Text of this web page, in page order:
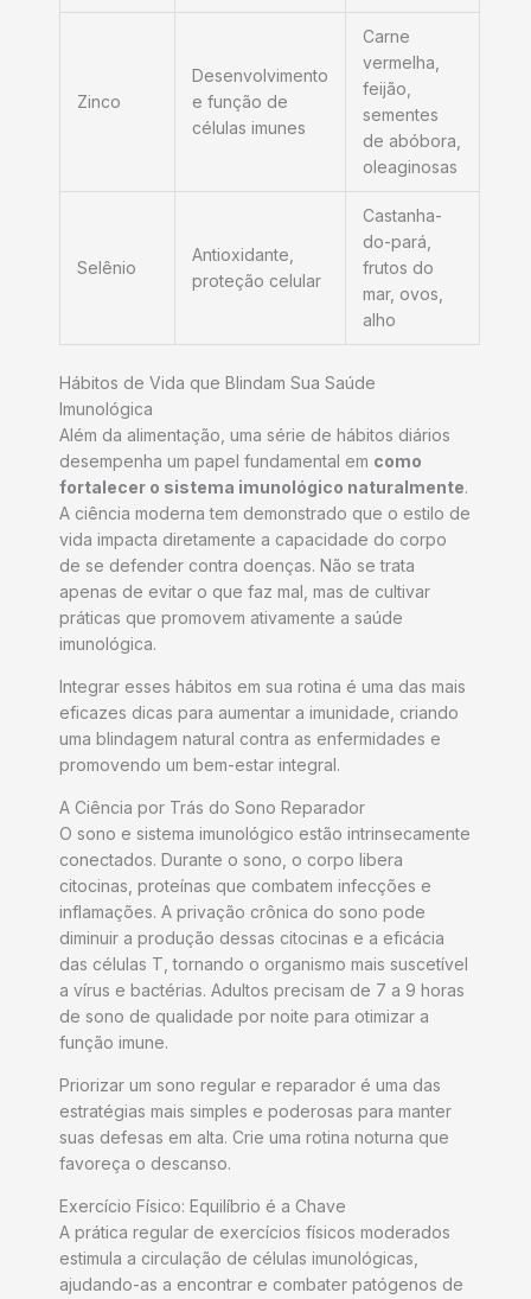
Zinco
Desenvolvimento
e função de
células imunes
Carne
vermelha,
feijão,
sementes
de abóbora,
oleaginosas
Selênio
Antioxidante,
proteção celular
Castanha-
do-pará,
frutos do
mar, ovos,
alho
Hábitos de Vida que Blindam Sua Saúde
Imunológica
Além da alimentação, uma série de hábitos diários
desempenha um papel fundamental em como
fortalecer o sistema imunológico naturalmente.
A ciência moderna tem demonstrado que o estilo de
vida impacta diretamente a capacidade do corpo
de se defender contra doenças. Não se trata
apenas de evitar o que faz mal, mas de cultivar
práticas que promovem ativamente a saúde
imunológica.
Integrar esses hábitos em sua rotina é uma das mais
eficazes dicas para aumentar a imunidade, criando
uma blindagem natural contra as enfermidades e
promovendo um bem-estar integral.
A Ciência por Trás do Sono Reparador
O sono e sistema imunológico estão intrinsecamente
conectados. Durante o sono, o corpo libera
citocinas, proteínas que combatem infecções e
inflamações. A privação crônica do sono pode
diminuir a produção dessas citocinas e a eficácia
das células T, tornando o organismo mais suscetível
a vírus e bactérias. Adultos precisam de 7 a 9 horas
de sono de qualidade por noite para otimizar a
função imune.
Priorizar um sono regular e reparador é uma das
estratégias mais simples e poderosas para manter
suas defesas em alta. Crie uma rotina noturna que
favoreça o descanso.
Exercício Físico: Equilíbrio é a Chave
A prática regular de exercícios físicos moderados
estimula a circulação de células imunológicas,
ajudando-as a encontrar e combater patógenos de